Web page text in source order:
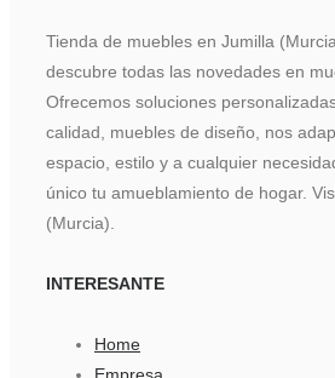
Tienda de muebles en Jumilla
descubre todas las novedades en
Ofrecemos soluciones
calidad, muebles de diseño, nos
espacio, estilo y a cualquier
único tu amueblamiento de hogar.
(Murcia).
INTERESANTE
Home